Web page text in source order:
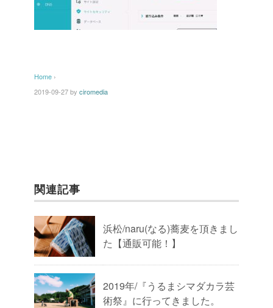
Home ›
2019-09-27by ciromedia
関連記事
浜松/naru(なる)蕎麦を頂きまし
た【通販可能！】
2019年/『うるまシマダカラ芸
術祭』に行ってきました。